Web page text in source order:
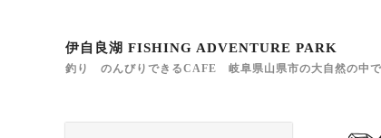
伊自良湖 FISHING ADVENTURE PARK
釣り のんびりできるCAFE 岐阜県山県市の大自然の中